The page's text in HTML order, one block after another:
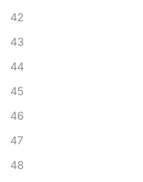
42
43
44
45
46
47
48